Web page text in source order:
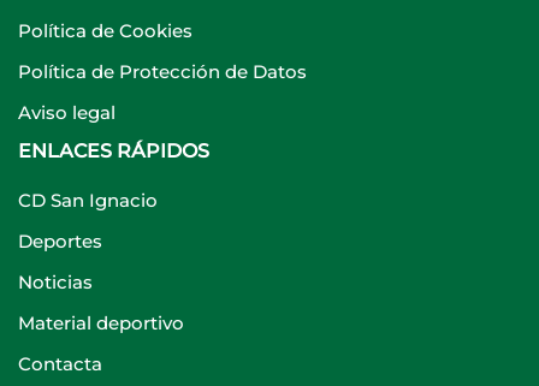
Política de Cookies
Política de Protección de Datos
Aviso legal
ENLACES RÁPIDOS
CD San Ignacio
Deportes
Noticias
Material deportivo
Contacta